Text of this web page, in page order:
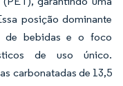
posição dominante
de bebidas e o foco
de uso único.
carbonatadas de 13,5